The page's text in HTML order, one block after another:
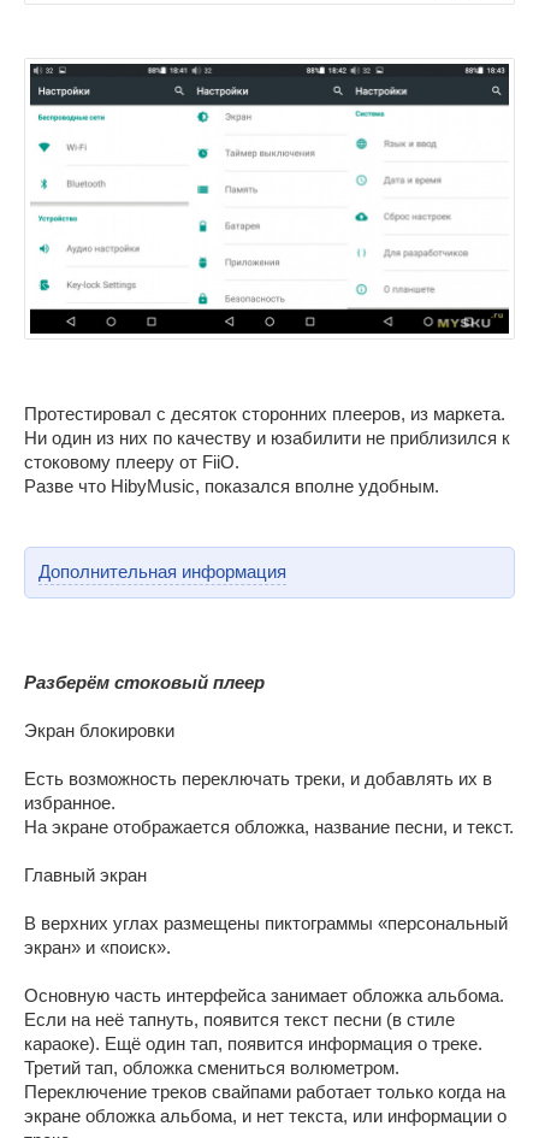
Протестировал с десяток сторонних плееров, из маркета.
Ни один из них по качеству и юзабилити не приблизился к
стоковому плееру от FiiO.
Разве что HibyMusic, показался вполне удобным.
Дополнительная информация
Разберём стоковый плеер
Экран блокировки
Есть возможность переключать треки, и добавлять их в
избранное.
На экране отображается обложка, название песни, и текст.
Главный экран
В верхних углах размещены пиктограммы «персональный
экран» и «поиск».
Основную часть интерфейса занимает обложка альбома.
Если на неё тапнуть, появится текст песни (в стиле
караоке). Ещё один тап, появится информация о треке.
Третий тап, обложка смениться волюметром.
Переключение треков свайпами работает только когда на
экране обложка альбома, и нет текста, или информации о